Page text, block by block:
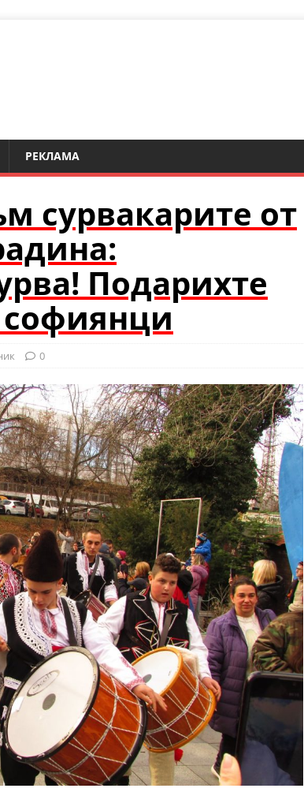
РЕКЛАМА
сурвакарите от
Подарихте
0